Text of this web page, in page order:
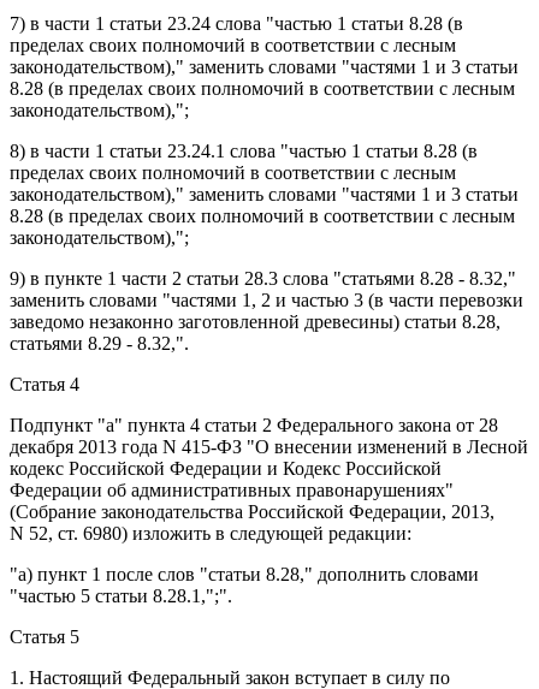
7) в части 1 статьи 23.24 слова "частью 1 статьи 8.28 (в
пределах своих полномочий в соответствии с лесным
законодательством)," заменить словами "частями 1 и 3 статьи
8.28 (в пределах своих полномочий в соответствии с лесным
законодательством),";
8) в части 1 статьи 23.24.1 слова "частью 1 статьи 8.28 (в
пределах своих полномочий в соответствии с лесным
законодательством)," заменить словами "частями 1 и 3 статьи
8.28 (в пределах своих полномочий в соответствии с лесным
законодательством),";
9) в пункте 1 части 2 статьи 28.3 слова "статьями 8.28 - 8.32,"
заменить словами "частями 1, 2 и частью 3 (в части перевозки
заведомо незаконно заготовленной древесины) статьи 8.28,
статьями 8.29 - 8.32,".
Статья 4
Подпункт "а" пункта 4 статьи 2 Федерального закона от 28
декабря 2013 года N 415-ФЗ "О внесении изменений в Лесной
кодекс Российской Федерации и Кодекс Российской
Федерации об административных правонарушениях"
(Собрание законодательства Российской Федерации, 2013,
N 52, ст. 6980) изложить в следующей редакции:
"а) пункт 1 после слов "статьи 8.28," дополнить словами
"частью 5 статьи 8.28.1,";".
Статья 5
1. Настоящий Федеральный закон вступает в силу по